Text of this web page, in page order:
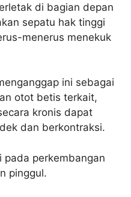
di bagian depan
sepatu hak tinggi
menerus menekuk
ini sebagai
otot betis terkait,
kronis dapat
dan berkontraksi.
perkembangan
pinggul.